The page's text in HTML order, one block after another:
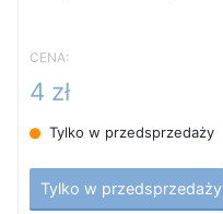
CENA:
4 zł
Tylko w przedsprzedaży
Tylko w przedsprzedaży